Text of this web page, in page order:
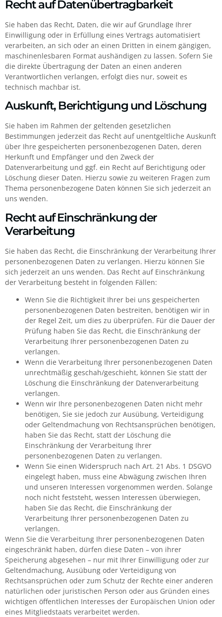
Recht auf Daten­übertrag­barkeit
Sie haben das Recht, Daten, die wir auf Grundlage Ihrer
Einwilligung oder in Erfüllung eines Vertrags automatisiert
verarbeiten, an sich oder an einen Dritten in einem gängigen,
maschinenlesbaren Format aushändigen zu lassen. Sofern Sie
die direkte Übertragung der Daten an einen anderen
Verantwortlichen verlangen, erfolgt dies nur, soweit es
technisch machbar ist.
Auskunft, Berichtigung und Löschung
Sie haben im Rahmen der geltenden gesetzlichen
Bestimmungen jederzeit das Recht auf unentgeltliche Auskunft
über Ihre gespeicherten personenbezogenen Daten, deren
Herkunft und Empfänger und den Zweck der
Datenverarbeitung und ggf. ein Recht auf Berichtigung oder
Löschung dieser Daten. Hierzu sowie zu weiteren Fragen zum
Thema personenbezogene Daten können Sie sich jederzeit an
uns wenden.
Recht auf Einschränkung der
Verarbeitung
Sie haben das Recht, die Einschränkung der Verarbeitung Ihrer
personenbezogenen Daten zu verlangen. Hierzu können Sie
sich jederzeit an uns wenden. Das Recht auf Einschränkung
der Verarbeitung besteht in folgenden Fällen:
Wenn Sie die Richtigkeit Ihrer bei uns gespeicherten
personenbezogenen Daten bestreiten, benötigen wir in
der Regel Zeit, um dies zu überprüfen. Für die Dauer der
Prüfung haben Sie das Recht, die Einschränkung der
Verarbeitung Ihrer personenbezogenen Daten zu
verlangen.
Wenn die Verarbeitung Ihrer personenbezogenen Daten
unrechtmäßig geschah/geschieht, können Sie statt der
Löschung die Einschränkung der Datenverarbeitung
verlangen.
Wenn wir Ihre personenbezogenen Daten nicht mehr
benötigen, Sie sie jedoch zur Ausübung, Verteidigung
oder Geltendmachung von Rechtsansprüchen benötigen,
haben Sie das Recht, statt der Löschung die
Einschränkung der Verarbeitung Ihrer
personenbezogenen Daten zu verlangen.
Wenn Sie einen Widerspruch nach Art. 21 Abs. 1 DSGVO
eingelegt haben, muss eine Abwägung zwischen Ihren
und unseren Interessen vorgenommen werden. Solange
noch nicht feststeht, wessen Interessen überwiegen,
haben Sie das Recht, die Einschränkung der
Verarbeitung Ihrer personenbezogenen Daten zu
verlangen.
Wenn Sie die Verarbeitung Ihrer personenbezogenen Daten
eingeschränkt haben, dürfen diese Daten – von ihrer
Speicherung abgesehen – nur mit Ihrer Einwilligung oder zur
Geltendmachung, Ausübung oder Verteidigung von
Rechtsansprüchen oder zum Schutz der Rechte einer anderen
natürlichen oder juristischen Person oder aus Gründen eines
wichtigen öffentlichen Interesses der Europäischen Union oder
eines Mitgliedstaats verarbeitet werden.